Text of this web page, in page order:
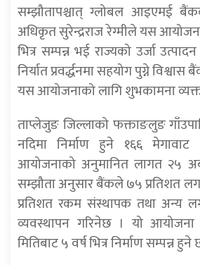
सम्झौतापश्चात् ग्लोबल आइएमई
अधिकृत सुरेन्द्रराज रेग्मीले यस
भित्र सम्पन्न भई राज्यको उर्जा
निर्यात प्रवर्द्धनमा सहयोग पुग्ने
यस आयोजनाको लागि शुभकामना
ताप्लेजुङ जिल्लाको फक्ताङलुङ
नदिमा निर्माण हुने १६६ मेगावाट
आयोजनाको अनुमानित लागत २५
सम्झौता अनुसार बैंकले ७५ प्रतिशत
प्रतिशत रकम संस्थापक तथा अन्य
व्यवस्थापन गरिनेछ । यो
मितिबाट ५ वर्ष भित्र निर्माण सम्पन्न हुने